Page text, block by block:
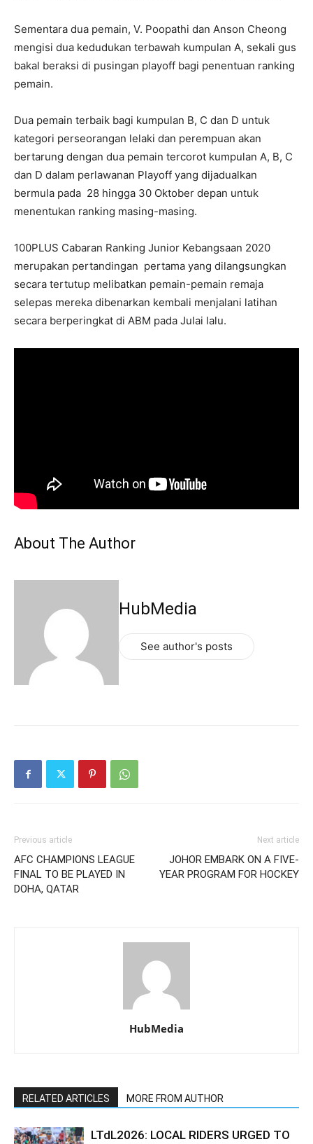
Sementara dua pemain, V. Poopathi dan Anson Cheong
mengisi dua kedudukan terbawah kumpulan A, sekali gus
bakal beraksi di pusingan playoff bagi penentuan ranking
pemain.
Dua pemain terbaik bagi kumpulan B, C dan D untuk
kategori perseorangan lelaki dan perempuan akan
bertarung dengan dua pemain tercorot kumpulan A, B, C
dan D dalam perlawanan Playoff yang dijadualkan
bermula pada 28 hingga 30 Oktober depan untuk
menentukan ranking masing-masing.
100PLUS Cabaran Ranking Junior Kebangsaan 2020
merupakan pertandingan pertama yang dilangsungkan
secara tertutup melibatkan pemain-pemain remaja
selepas mereka dibenarkan kembali menjalani latihan
secara berperingkat di ABM pada Julai lalu.
About The Author
HubMedia
See author's posts
Previous article
AFC CHAMPIONS LEAGUE
FINAL TO BE PLAYED IN
DOHA, QATAR
Next article
JOHOR EMBARK ON A FIVE-
YEAR PROGRAM FOR HOCKEY
HubMedia
RELATED ARTICLES MORE FROM AUTHOR
LTdL2026: LOCAL RIDERS URGED TO